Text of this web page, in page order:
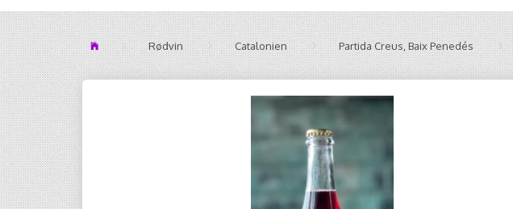
Rødvin Catalonien Partida Creus, Baix Penedés